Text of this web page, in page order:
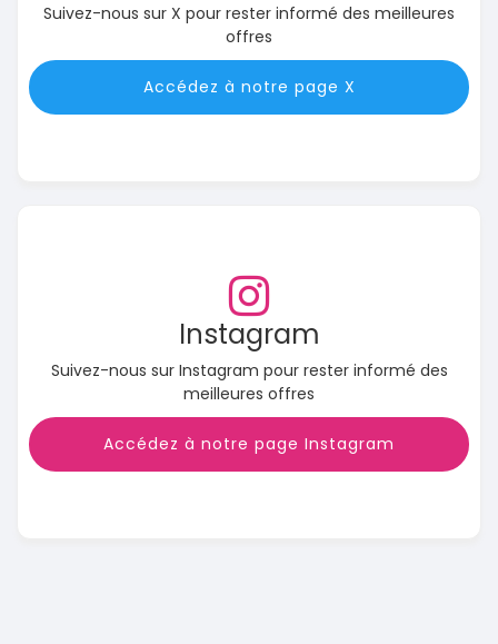
Suivez-nous sur X pour rester informé des meilleures
offres
Accédez à notre page X
Instagram
Suivez-nous sur Instagram pour rester informé des
meilleures offres
Accédez à notre page Instagram